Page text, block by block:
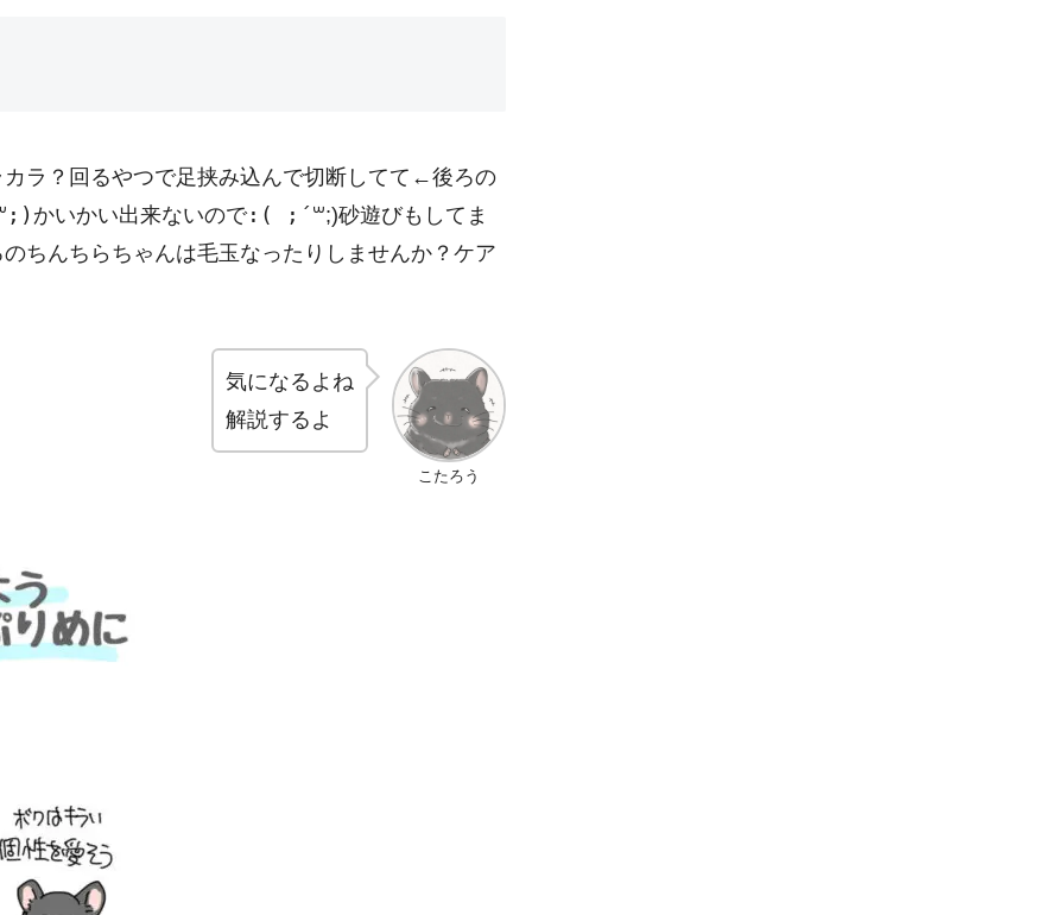
ラ？回るやつで足挟み込んで切断してて←後ろの
;)かいかい出来ないので:( ;´꒳;)砂遊びもしてま
ちんちらちゃんは毛玉なったりしませんか？ケア
こたろう
気になるよね
解説するよ